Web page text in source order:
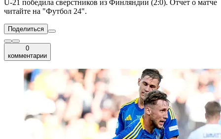
U-21 победила сверстников из Финляндии (2:0). Отчет о матче
читайте на "Футбол 24".
Поделиться
0
комментарии